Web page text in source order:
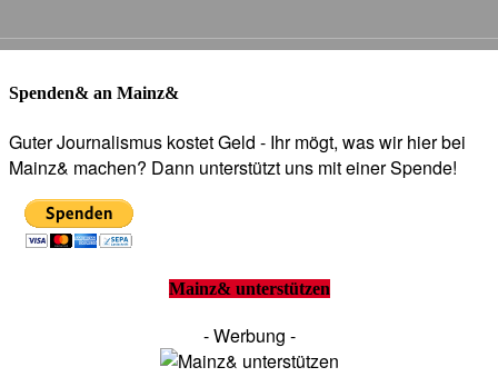
Spenden& an Mainz&
Guter Journalismus kostet Geld - Ihr mögt, was wir hier bei
Mainz& machen? Dann unterstützt uns mit einer Spende!
Mainz& unterstützen
- Werbung -